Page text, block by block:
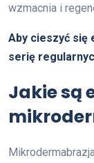
wzmacnia i
Aby cieszyć się
serię
Jakie są